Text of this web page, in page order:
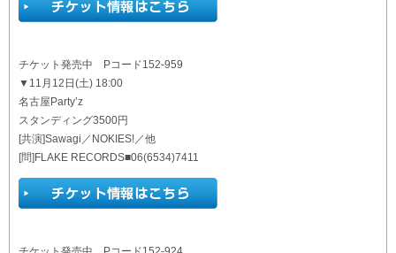
チケット発売中 Pコード152-959
▼11月12日(土) 18:00
名古屋Party’z
スタンディング3500円
[共演]Sawagi／NOKIES!／他
[問]FLAKE RECORDS■06(6534)7411